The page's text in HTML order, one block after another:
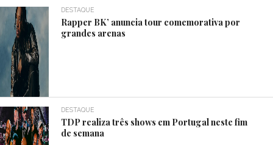
DESTAQUE
Rapper BK’ anuncia tour comemorativa por
grandes arenas
DESTAQUE
TDP realiza três shows em Portugal neste fim
de semana